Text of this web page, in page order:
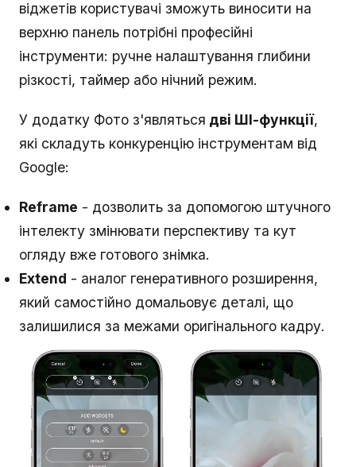
віджетів користувачі зможуть виносити на
верхню панель потрібні професійні
інструменти: ручне налаштування глибини
різкості, таймер або нічний режим.
У додатку Фото з'являться дві ШІ-функції,
які складуть конкуренцію інструментам від
Google:
Reframe - дозволить за допомогою штучного
інтелекту змінювати перспективу та кут
огляду вже готового знімка.
Extend - аналог генеративного розширення,
який самостійно домальовує деталі, що
залишилися за межами оригінального кадру.